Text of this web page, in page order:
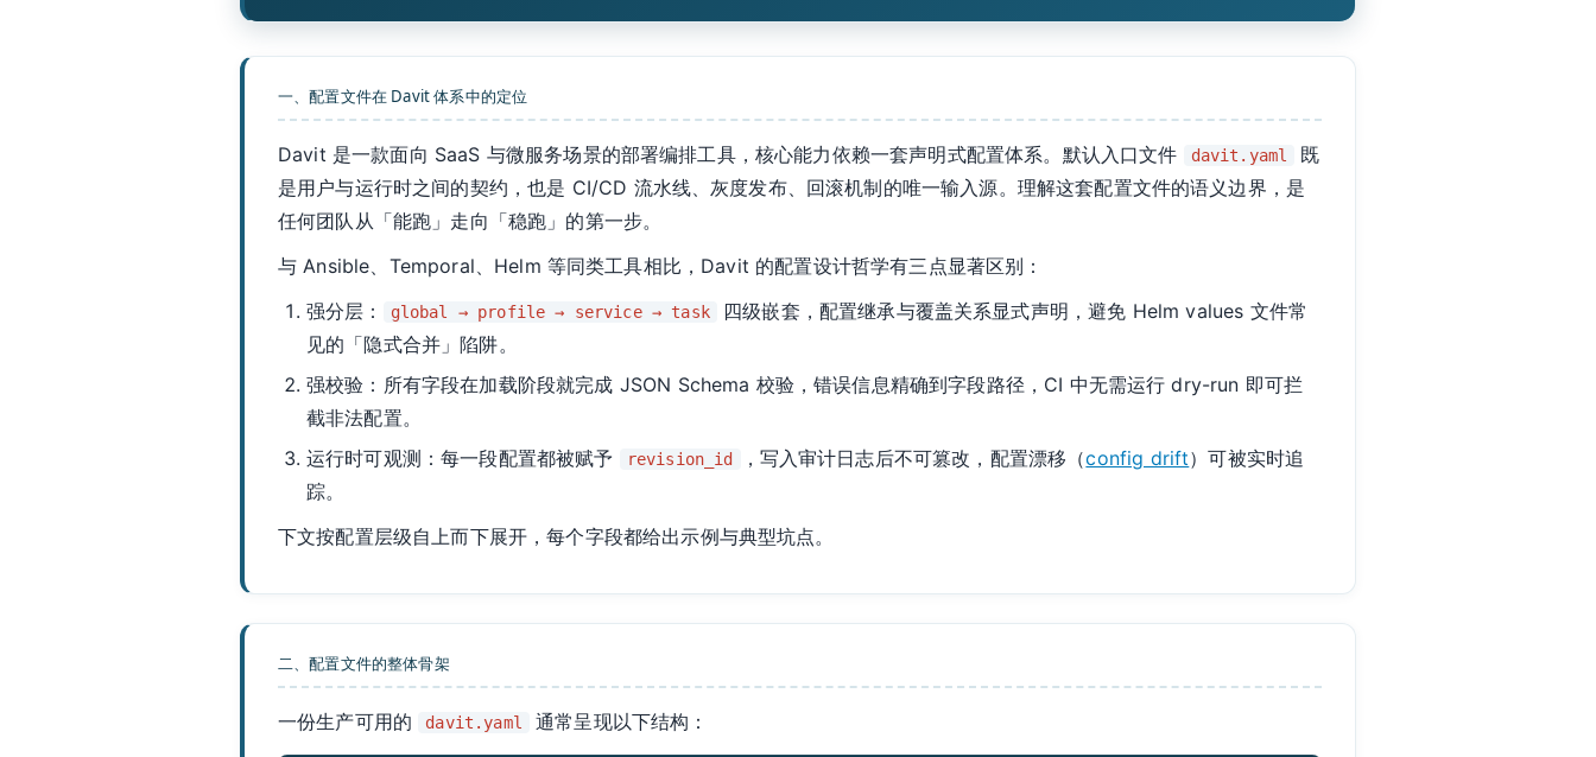
一、配置文件在 Davit 体系中的定位
Davit 是一款面向 SaaS 与微服务场景的部署编排工具，核心能力依赖一套声明式配置体系。默认入口文件 davit.yaml
既
是用户与运行时之间的契约，也是 CI/CD 流水线、灰度发布、回滚机制的唯一输入源。理解这套配置文件的语义边界，是
任何团队从「能跑」走向「稳跑」的第一步。
与 Ansible、Temporal、Helm 等同类工具相比，Davit 的配置设计哲学有三点显著区别：
强分层：
global → profile → service → task
四级嵌套，配置继承与覆盖关系显式声明，避免 Helm values 文件常
见的「隐式合并」陷阱。
强校验：所有字段在加载阶段就完成 JSON Schema 校验，错误信息精确到字段路径，CI 中无需运行 dry-run 即可拦
截非法配置。
运行时可观测：每一段配置都被赋予
revision_id ，写入审计日志后不可篡改，配置漂移（config drift）可被实时追
踪。
下文按配置层级自上而下展开，每个字段都给出示例与典型坑点。
二、配置文件的整体骨架
一份生产可用的 davit.yaml 通常呈现以下结构：